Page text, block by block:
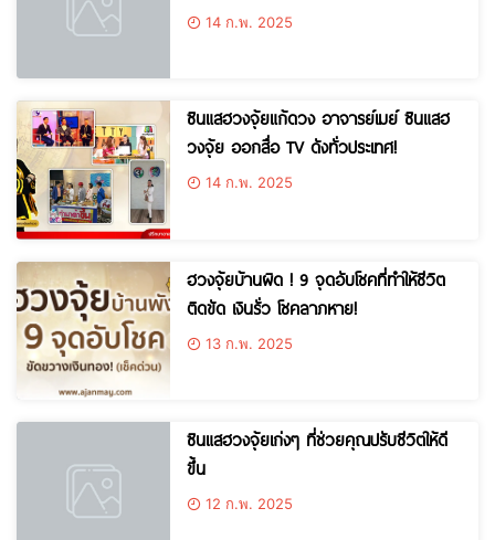
ทำเนียบรัฐบาล!
14 ก.พ. 2025
ซินแสฮวงจุ้ยแก้ดวง อาจารย์เมย์ ซินแสฮ
วงจุ้ย ออกสื่อ TV ดังทั่วประเทศ!
14 ก.พ. 2025
ฮวงจุ้ยบ้านผิด ! 9 จุดอับโชคที่ทำให้ชีวิต
ติดขัด เงินรั่ว โชคลาภหาย!
13 ก.พ. 2025
ซินแสฮวงจุ้ยเก่งๆ ที่ช่วยคุณปรับชีวิตให้ดี
ขึ้น
12 ก.พ. 2025